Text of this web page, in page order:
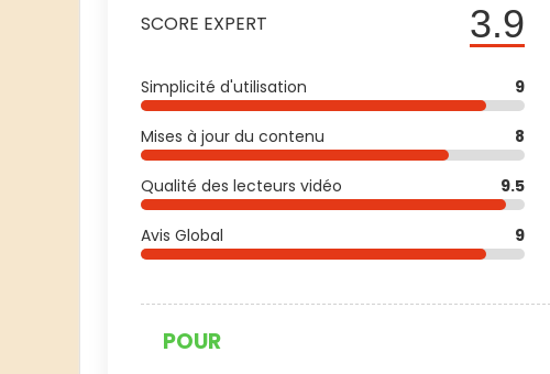
3.9
SCORE EXPERT
Simplicité d'utilisation 9
Mises à jour du contenu 8
Qualité des lecteurs vidéo 9.5
Avis Global 9
POUR